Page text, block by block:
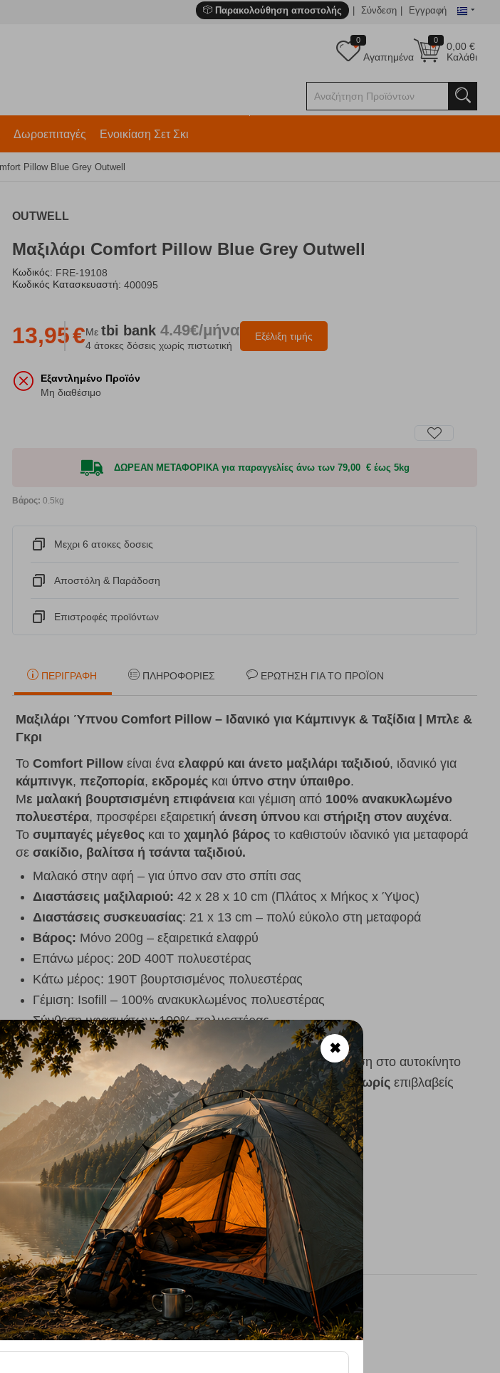
Παρακολούθηση αποστολής Σύνδεση Εγγραφή
0
0,00€
Καλάθι
0
Αγαπημένα
Δωροεπιταγές Ενοικίαση Σετ Σκι
Pillow Blue Grey Outwell
OUTWELL
Μαξιλάρι Comfort Pillow Blue Grey Outwell
Κωδικός: FRE-19108
Κωδικός Κατασκευαστή: 400095
Εξέλιξη τιμής
13,95€Μεtbi bank 4.49€/μήνα
4 άτοκες δόσεις χωρίς πιστωτική
Εξαντλημένο Προϊόν
Μη διαθέσιμο
ΔΩΡΕΑΝ ΜΕΤΑΦΟΡΙΚΑ για παραγγελίες άνω των 79,00 € έως 5kg
Βάρος: 0.5kg
Μεχρι 6 ατοκες δοσεις
Αποστόλη & Παράδοση
Eπιστροφές προϊόντων
ΠΕΡΙΓΡΑΦΉ ΠΛΗΡΟΦΟΡΊΕΣ ΕΡΏΤΗΣΗ ΓΙΑ ΤΟ ΠΡΟΪΌΝ
Μαξιλάρι Ύπνου Comfort Pillow – Ιδανικό για Κάμπινγκ & Ταξίδια | Μπλε &
Γκρι
ΤοComfort Pillow είναι έναελαφρύ και άνετο μαξιλάρι ταξιδιού, ιδανικό για
κάμπινγκ,πεζοπορία,εκδρομές και ύπνο στην ύπαιθρο.
Με μαλακή βουρτσισμένη επιφάνεια και γέμιση από 100% ανακυκλωμένο
πολυεστέρα, προσφέρει εξαιρετικήάνεση ύπνου καιστήριξη στον αυχένα.
Τοσυμπαγές μέγεθος και τοχαμηλό βάρος το καθιστούν ιδανικό για μεταφορά
σεσακίδιο, βαλίτσα ήτσάντα ταξιδιού.
Μαλακό στην αφή – για ύπνο σαν στο σπίτι σας
Διαστάσεις μαξιλαριού: 42 x 28 x 10 cm (Πλάτος x Μήκος x Ύψος)
Διαστάσεις συσκευασίας: 21 x 13 cm – πολύ εύκολο στη μεταφορά
Βάρος: Μόνο 200g – εξαιρετικά ελαφρύ
Επάνω μέρος: 20D 400T πολυεστέρας
Κάτω μέρος: 190T βουρτσισμένος πολυεστέρας
Γέμιση: Isofill – 100% ανακυκλωμένος πολυεστέρας
Σύνθεση υφασμάτων: 100% πολυεστέρας
Χρώμα:Συνδυασμός Μπλε & Γκρι
Ιδανικό για υπαίθριο ύπνο, κάμπινγκ, ταξίδια ή και για χρήση στο αυτοκίνητο
Φιλικό προς το περιβάλλον: ανακυκλωμένη γέμιση καιχωρίς επιβλαβείς
χημικές ουσίες(PFC-Free)
✖